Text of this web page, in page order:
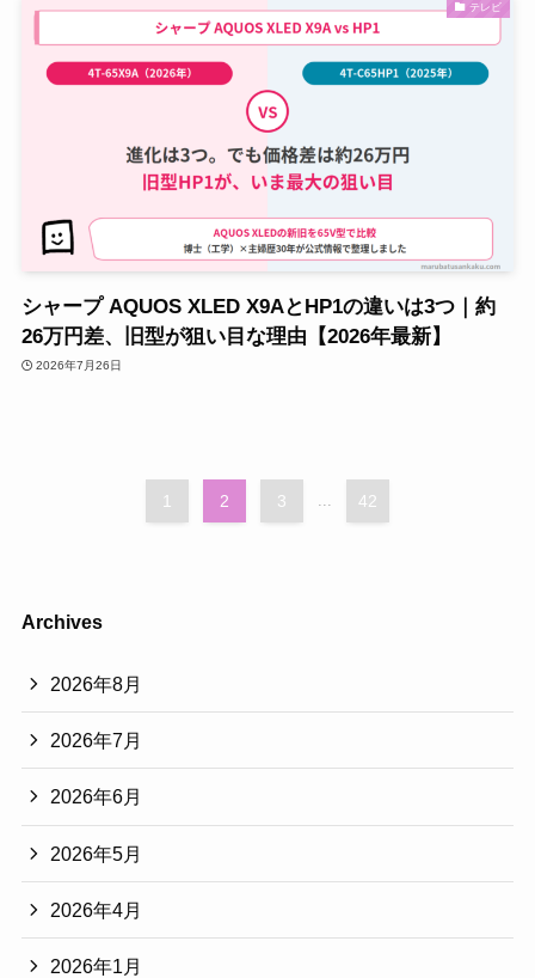
テレビ
シャープ AQUOS XLED X9AとHP1の違いは3つ｜約
26万円差、旧型が狙い目な理由【2026年最新】
2026年7月26日
1 2 3 ... 42
Archives
2026年8月
2026年7月
2026年6月
2026年5月
2026年4月
2026年1月